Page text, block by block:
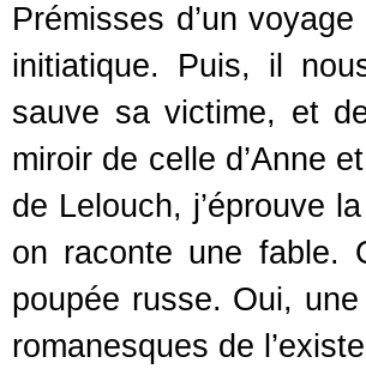
Prémisses d’un
initiatique. Puis, il
sauve sa victime, et
miroir de celle d’Anne
de Lelouch, j’éprouve
on raconte une fable.
poupée russe. Oui,
romanesques de